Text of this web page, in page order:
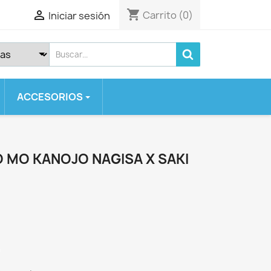
 Iniciar sesión shopping_cart Carrito (0)
PLUS
ACCESORIOS
MO KANOJO NAGISA X SAKI